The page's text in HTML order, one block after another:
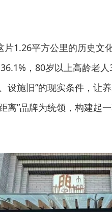
片1.26平方公里的历史文
，80岁以上高龄老
设施旧”的现实条件，让
离”品牌为统领，构建起